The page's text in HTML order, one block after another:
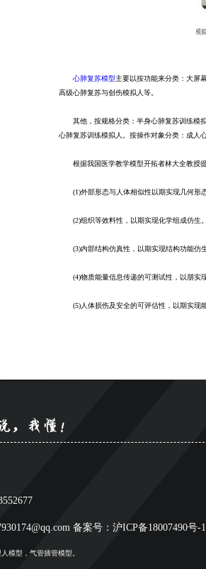
心肺复苏模型主要以按功能来分类：大屏
高级心肺复苏与创伤模拟人等。
其他，按规格分类：半身心肺复苏训练模拟
心肺复苏训练模拟人。按操作对象分类：成人
根据我国医学教学模型开拓者林大全教授提
(1)外部形态与人体相似性以期实现几何形态
(2)组织等效料性，以期实现化学组成仿生。
(3)内部结构仿真性，以期实现结构功能仿生
(4)物质能量信息传递的可测试性，以朋实现
(5)人体损伤及安全的可评估性，以期实现能
备案号： 沪ICP备18007490号-1
人模型，气管插管模型。